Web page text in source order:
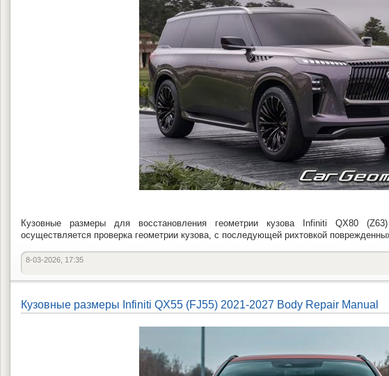
Кузовные размеры для восстановления геометрии кузова Infiniti QX80
осуществляется проверка геометрии кузова, с последующей рихтовкой
8-03-2026, 17:35
Кузовные размеры Infiniti QX55 (FJ55) 2021-2027 Body Repair Manual